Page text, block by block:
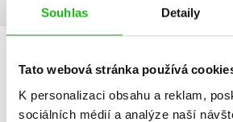
Souhlas Detaily
Tato webová stránka používá
K personalizaci obsahu a reklam,
sociálních médií a analýze naší